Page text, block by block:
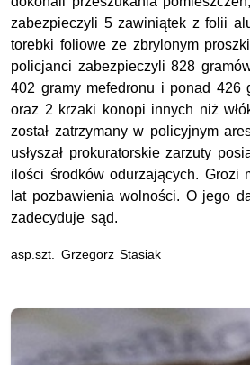
zabezpieczyli 5 zawiniątek z folii
torebki foliowe ze zbrylonym
policjanci zabezpieczyli 828
402 gramy mefedronu i ponad 426
oraz 2 krzaki konopi innych niż
został zatrzymany w policyjnym
usłyszał prokuratorskie zarzuty
ilości środków odurzających. Grozi
lat pozbawienia wolności. O jego
zadecyduje sąd.
asp.szt. Grzegorz Stasiak